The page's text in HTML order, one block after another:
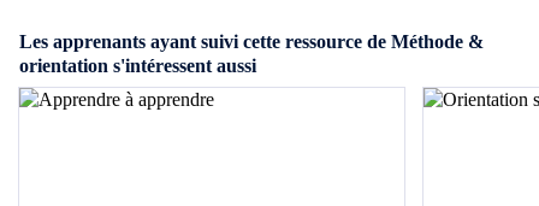
Les apprenants ayant suivi cette ressource de Méthode &
orientation s'intéressent aussi